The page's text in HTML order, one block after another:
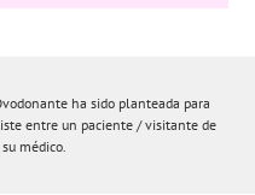
ha sido planteada para
entre un paciente / visitante de
médico.